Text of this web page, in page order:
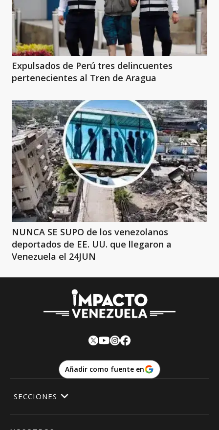
Expulsados de Perú tres delincuentes
pertenecientes al Tren de Aragua
NUNCA SE SUPO de los venezolanos
deportados de EE. UU. que llegaron a
Venezuela el 24JUN
Añadir como fuente en
SECCIONES